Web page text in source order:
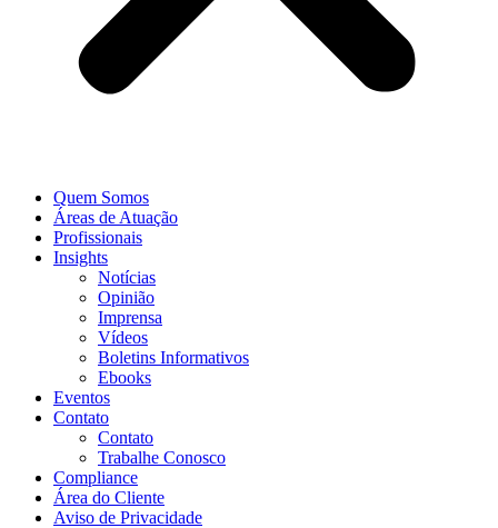
Quem Somos
Áreas de Atuação
Profissionais
Insights
Notícias
Opinião
Imprensa
Vídeos
Boletins Informativos
Ebooks
Eventos
Contato
Contato
Trabalhe Conosco
Compliance
Área do Cliente
Aviso de Privacidade